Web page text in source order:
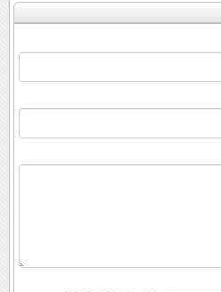
دارد(کلیک جهت
آسون لاغر شو